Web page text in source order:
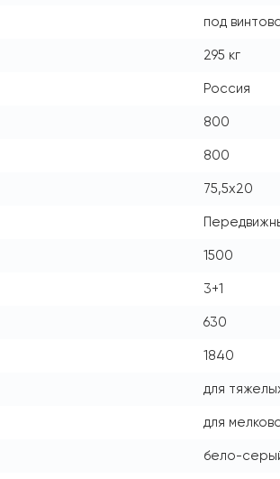
под
295 кг
Россия
800
800
75,5x20
1500
3+1
630
1840
для
для
бело-